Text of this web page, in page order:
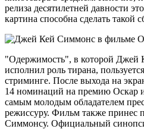
релиза десятилетней давности
картина способна сделать такой
"Одержимость", в которой Джей
исполнил роль тирана,
стриминге. После выхода на
14 номинаций на премию Оскар
самым молодым обладателем
режиссуру. Фильм также
Симмонсу. Официальный